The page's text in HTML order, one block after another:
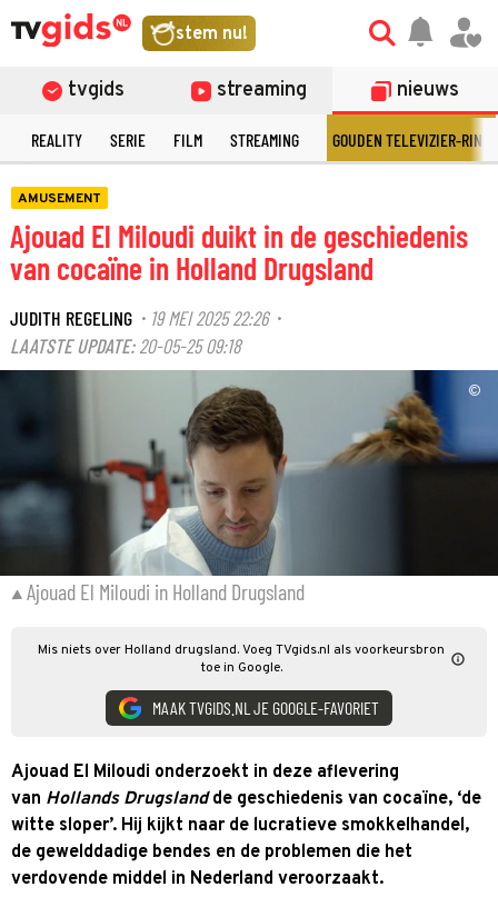
stem nu!
tvgids streaming nieuws
REALITY SERIE FILM STREAMING GOUDEN TELEVIZIER-RING
AMUSEMENT
Ajouad El Miloudi duikt in de geschiedenis
van cocaïne in Holland Drugsland
JUDITH REGELING · 19 MEI 2025 22:26·
LAATSTE UPDATE: 20-05-25 09:18
©
Ajouad El Miloudi in Holland Drugsland
Mis niets over Holland drugsland. Voeg TVgids.nl als voorkeursbron
toe in Google.
MAAK TVGIDS.NL JE GOOGLE-FAVORIET
Ajouad El Miloudi onderzoekt in deze aflevering
van Hollands Drugslandde geschiedenis van cocaïne, ‘de
witte sloper’. Hij kijkt naar de lucratieve smokkelhandel,
de gewelddadige bendes en de problemen die het
verdovende middel in Nederland veroorzaakt.